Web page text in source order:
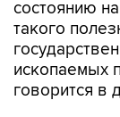
состоянию
такого
ископаемых
говорится в